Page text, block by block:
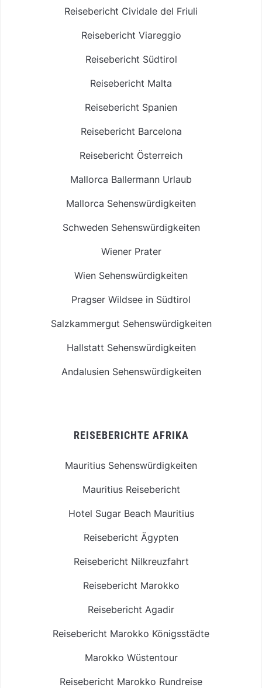
Reisebericht Cividale del Friuli
Reisebericht Viareggio
Reisebericht Südtirol
Reisebericht Malta
Reisebericht Spanien
Reisebericht Barcelona
Reisebericht Österreich
Mallorca Ballermann Urlaub
Mallorca Sehenswürdigkeiten
Schweden Sehenswürdigkeiten
Wiener Prater
Wien Sehenswürdigkeiten
Pragser Wildsee in Südtirol
Salzkammergut Sehenswürdigkeiten
Hallstatt Sehenswürdigkeiten
Andalusien Sehenswürdigkeiten
REISEBERICHTE AFRIKA
Mauritius Sehenswürdigkeiten
Mauritius Reisebericht
Hotel Sugar Beach Mauritius
Reisebericht Ägypten
Reisebericht Nilkreuzfahrt
Reisebericht Marokko
Reisebericht Agadir
Reisebericht Marokko Königsstädte
Marokko Wüstentour
Reisebericht Marokko Rundreise